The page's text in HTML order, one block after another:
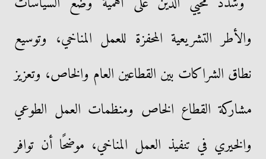
والأطر التشريعية المحفزة للعمل المناخي، وتوسيع
نطاق الشراكات بين القطاعين العام والخاص، وتعزيز
مشاركة القطاع الخاص ومنظمات العمل الطوعي
والخيري في تنفيذ العمل المناخي، موضحًا أن توافر